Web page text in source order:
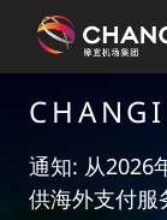
有
樟
通知: 从2026
供海外支付服